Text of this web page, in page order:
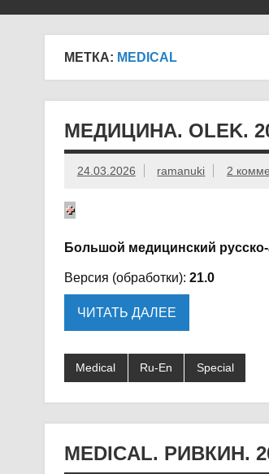
МЕТКА: MEDICAL
МЕДИЦИНА. OLEK.
24.03.2026 ramanuki 2
Большой медицинский
Версия (обработки): 21.0
ЧИТАТЬ ДАЛЕЕ
Medical Ru-En Special
MEDICAL. РИВКИН.